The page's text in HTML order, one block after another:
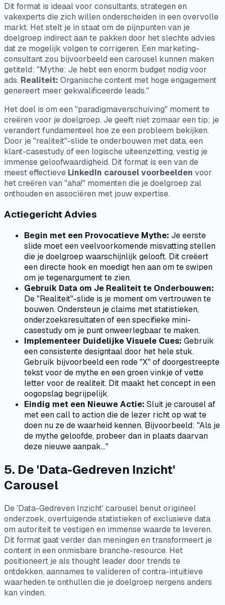
Dit format is ideaal voor consultants, strategen en
vakexperts die zich willen onderscheiden in een overvolle
markt. Het stelt je in staat om de pijnpunten van je
doelgroep indirect aan te pakken door het slechte advies
dat ze mogelijk volgen te corrigeren. Een marketing-
consultant zou bijvoorbeeld een carousel kunnen maken
getiteld: "Mythe: Je hebt een enorm budget nodig voor
ads. Realiteit: Organische content met hoge engagement
genereert meer gekwalificeerde leads."
Het doel is om een "paradigmaverschuiving" moment te
creëren voor je doelgroep. Je geeft niet zomaar een tip; je
verandert fundamenteel hoe ze een probleem bekijken.
Door je "realiteit"-slide te onderbouwen met data, een
klant-casestudy of een logische uiteenzetting, vestig je
immense geloofwaardigheid. Dit format is een van de
meest effectieve LinkedIn carousel voorbeelden voor
het creëren van "aha!" momenten die je doelgroep zal
onthouden en associëren met jouw expertise.
Actiegericht Advies
Begin met een Provocatieve Mythe: Je eerste
slide moet een veelvoorkomende misvatting stellen
die je doelgroep waarschijnlijk gelooft. Dit creëert
een directe hook en moedigt hen aan om te swipen
om je tegenargument te zien.
Gebruik Data om Je Realiteit te Onderbouwen:
De "Realiteit"-slide is je moment om vertrouwen te
bouwen. Ondersteun je claims met statistieken,
onderzoeksresultaten of een specifieke mini-
casestudy om je punt onweerlegbaar te maken.
Implementeer Duidelijke Visuele Cues: Gebruik
een consistente designtaal door het hele stuk.
Gebruik bijvoorbeeld een rode "X" of doorgestreepte
tekst voor de mythe en een groen vinkje of vette
letter voor de realiteit. Dit maakt het concept in een
oogopslag begrijpelijk.
Eindig met een Nieuwe Actie: Sluit je carousel af
met een call to action die de lezer richt op wat te
doen nu ze de waarheid kennen. Bijvoorbeeld: "Als je
de mythe geloofde, probeer dan in plaats daarvan
deze nieuwe aanpak..."
5. De 'Data-Gedreven Inzicht'
Carousel
De 'Data-Gedreven Inzicht' carousel benut origineel
onderzoek, overtuigende statistieken of exclusieve data
om autoriteit te vestigen en immense waarde te leveren.
Dit format gaat verder dan meningen en transformeert je
content in een onmisbare branche-resource. Het
positioneert je als thought leader door trends te
ontdekken, aannames te valideren of contra-intuitieve
waarheden te onthullen die je doelgroep nergens anders
kan vinden.